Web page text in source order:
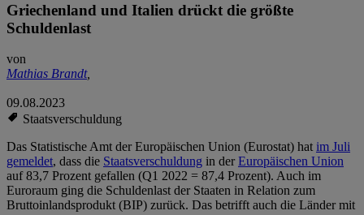
Griechenland und Italien drückt die größte
Schuldenlast
von
Mathias Brandt,
09.08.2023
Staatsverschuldung
Das Statistische Amt der Europäischen Union (Eurostat) hatim Juli
gemeldet, dass die Staatsverschuldung in derEuropäischen Union
auf 83,7 Prozent gefallen (Q1 2022 = 87,4 Prozent). Auch im
Euroraum ging die Schuldenlast der Staaten in Relation zum
Bruttoinlandsprodukt (BIP) zurück. Das betrifft auch die Länder mit